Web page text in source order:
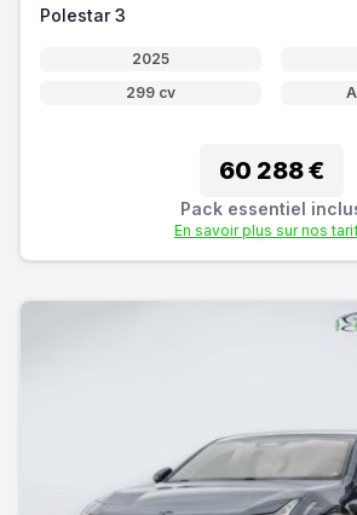
Polestar 3
2025
299 cv
60 288 €
Pack essentiel
En savoir plus sur nos